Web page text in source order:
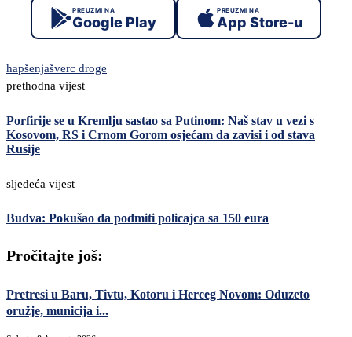
PREUZMI NA
Google Play
PREUZMI NA
App Store-u
hapšenjašverc droge
prethodna vijest
Porfirije se u Kremlju sastao sa Putinom: Naš stav u vezi s
Kosovom, RS i Crnom Gorom osjećam da zavisi i od stava
Rusije
sljedeća vijest
Budva: Pokušao da podmiti policajca sa 150 eura
Pročitajte još:
Pretresi u Baru, Tivtu, Kotoru i Herceg Novom: Oduzeto
oružje, municija i...